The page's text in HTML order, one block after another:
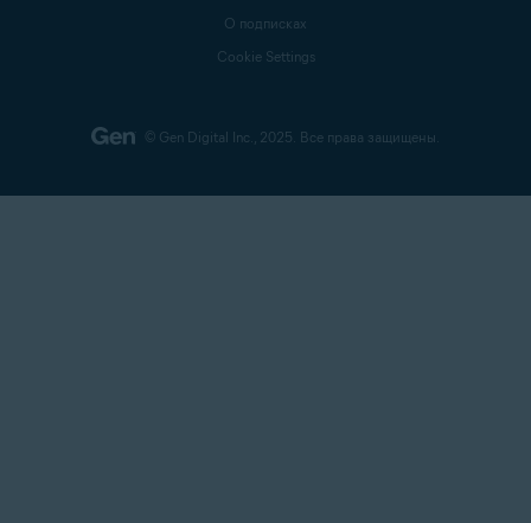
© Gen Digital Inc., 2025. Все права защищены.
О подписках
Cookie Settings